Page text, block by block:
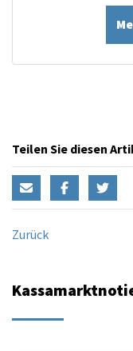
Teilen Sie diesen
Zurück